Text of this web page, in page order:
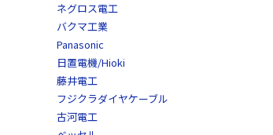
ネグロス電工
バクマ工業
Panasonic
日置電機/Hioki
藤井電工
フジクラダイヤケーブル
古河電工